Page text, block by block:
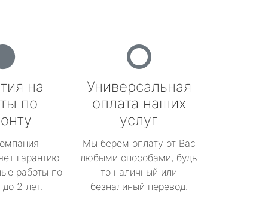
на
по
гарантию
работы по
2 лет.
Универсальная
оплата наших
услуг
Мы берем оплату от Вас
любыми способами, будь
то наличный или
безналиный перевод.